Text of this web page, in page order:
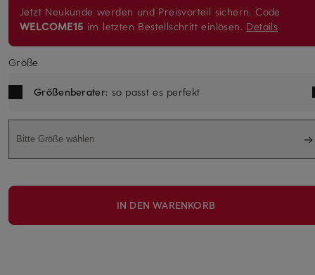
Jetzt Neukunde werden und Preisvorteil sichern. Code
WELCOME15 im letzten Bestellschritt einlösen. Details
Größe
Größenberater: so passt es perfekt
Bitte Größe wählen
IN DEN WARENKORB